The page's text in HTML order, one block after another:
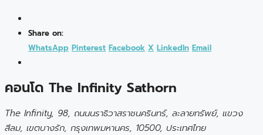
Share on:
WhatsApp Pinterest Facebook X LinkedIn Email
คอนโด The Infinity Sathorn
The Infinity, 98, ถนนนราธิวาสราชนครินทร์, ละลายทรัพย์, แขวง
สีลม, เขตบางรัก, กรุงเทพมหานคร, 10500, ประเทศไทย